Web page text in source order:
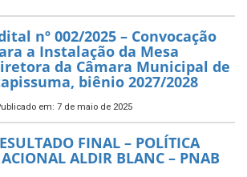
nº 002/2025 – Convocação
a Instalação da Mesa
da Câmara Municipal de
biênio 2027/2028
em: 7 de maio de 2025
FINAL – POLÍTICA
ALDIR BLANC – PNAB